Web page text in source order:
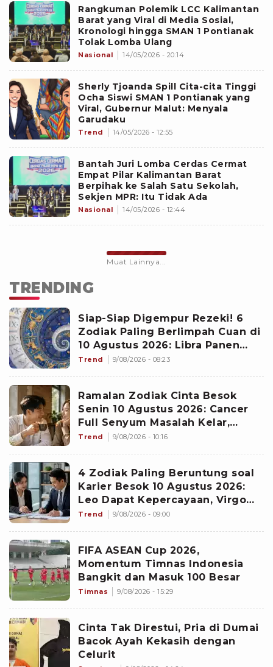
Rangkuman Polemik LCC Kalimantan
Barat yang Viral di Media Sosial,
Kronologi hingga SMAN 1 Pontianak
Tolak Lomba Ulang
Nasional 14/05/2026 - 20:14
Sherly Tjoanda Spill Cita-cita Tinggi
Ocha Siswi SMAN 1 Pontianak yang
Viral, Gubernur Malut: Menyala
Garudaku
Trend 14/05/2026 - 12:55
Bantah Juri Lomba Cerdas Cermat
Empat Pilar Kalimantan Barat
Berpihak ke Salah Satu Sekolah,
Sekjen MPR: Itu Tidak Ada
Nasional 14/05/2026 - 12:44
Muat Lainnya...
TRENDING
Siap-Siap Digempur Rezeki! 6
Zodiak Paling Berlimpah Cuan di
10 Agustus 2026: Libra Panen
Proyek Emas
Trend 9/08/2026 - 08:23
Ramalan Zodiak Cinta Besok
Senin 10 Agustus 2026: Cancer
Full Senyum Masalah Kelar,
Scorpio Awas Terprovokasi
Trend 9/08/2026 - 10:16
4 Zodiak Paling Beruntung soal
Karier Besok 10 Agustus 2026:
Leo Dapat Kepercayaan, Virgo
Makin Diperhitungkan
Trend 9/08/2026 - 09:00
FIFA ASEAN Cup 2026,
Momentum Timnas Indonesia
Bangkit dan Masuk 100 Besar
Timnas 9/08/2026 - 15:29
Cinta Tak Direstui, Pria di Dumai
Bacok Ayah Kekasih dengan
Celurit